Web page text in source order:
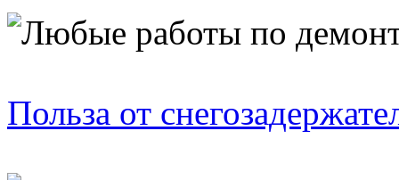
Польза от